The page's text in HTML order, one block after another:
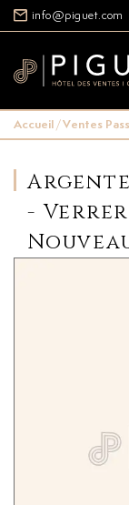
info@piguet.com
Accueil/Ventes
-